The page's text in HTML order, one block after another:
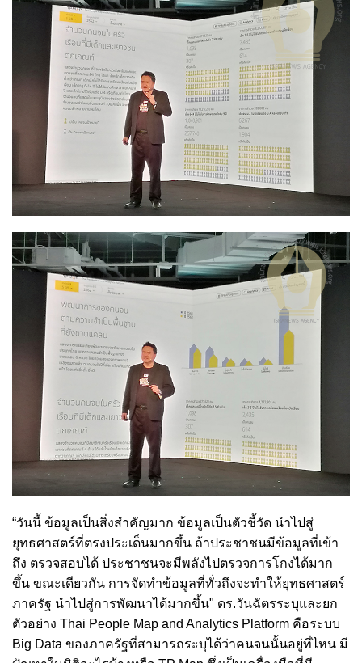
“วันนี้ ข้อมูลเป็นสิ่งสำคัญมาก ข้อมูลเป็นตัวชี้วัด นำไปสู่
ยุทธศาสตร์ที่ตรงประเด็นมากขึ้น ถ้าประชาชนมีข้อมูลที่เข้า
ถึง ตรวจสอบได้ ประชาชนจะมีพลังไปตรวจการโกงได้มาก
ขึ้น ขณะเดียวกัน การจัดทำข้อมูลที่ทั่วถึงจะทำให้ยุทธศาสตร์
ภาครัฐ นำไปสู่การพัฒนาได้มากขึ้น" ดร.วันฉัตรระบุและยก
ตัวอย่าง Thai People Map and Analytics Platform คือระบบ
Big Data ของภาครัฐที่สามารถระบุได้ว่าคนจนนั้นอยู่ที่ไหน มี